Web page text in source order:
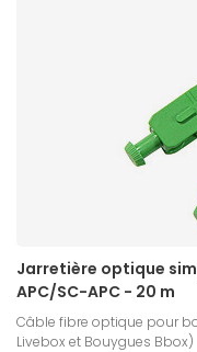
Jarretière optique
APC/SC-APC - 20 m
Câble fibre optique pour
Livebox et Bouygues Bbox)